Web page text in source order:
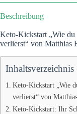
Beschreibung
Keto-Kickstart „Wie du
verlierst“ von Matthias
Inhaltsverzeichnis
Keto-Kickstart „Wie
verlierst“ von
Keto-Kickstart: Ihr